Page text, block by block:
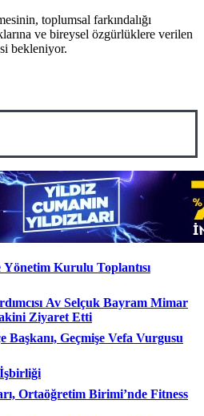
toplumsal farkındalığı
ve bireysel özgürlüklere verilen
bekleniyor.
Kurulu Toplantısı
Av Selçuk Bayram Mimar
Ziyaret Etti
Geçmişe Vefa Vurgusu
Ortaöğretim Birimi’nde Fitness